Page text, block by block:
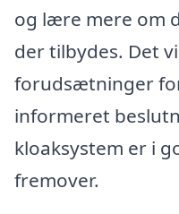
og lære mere om
der tilbydes. Det
forudsætninger
informeret
kloaksystem er i
fremover.